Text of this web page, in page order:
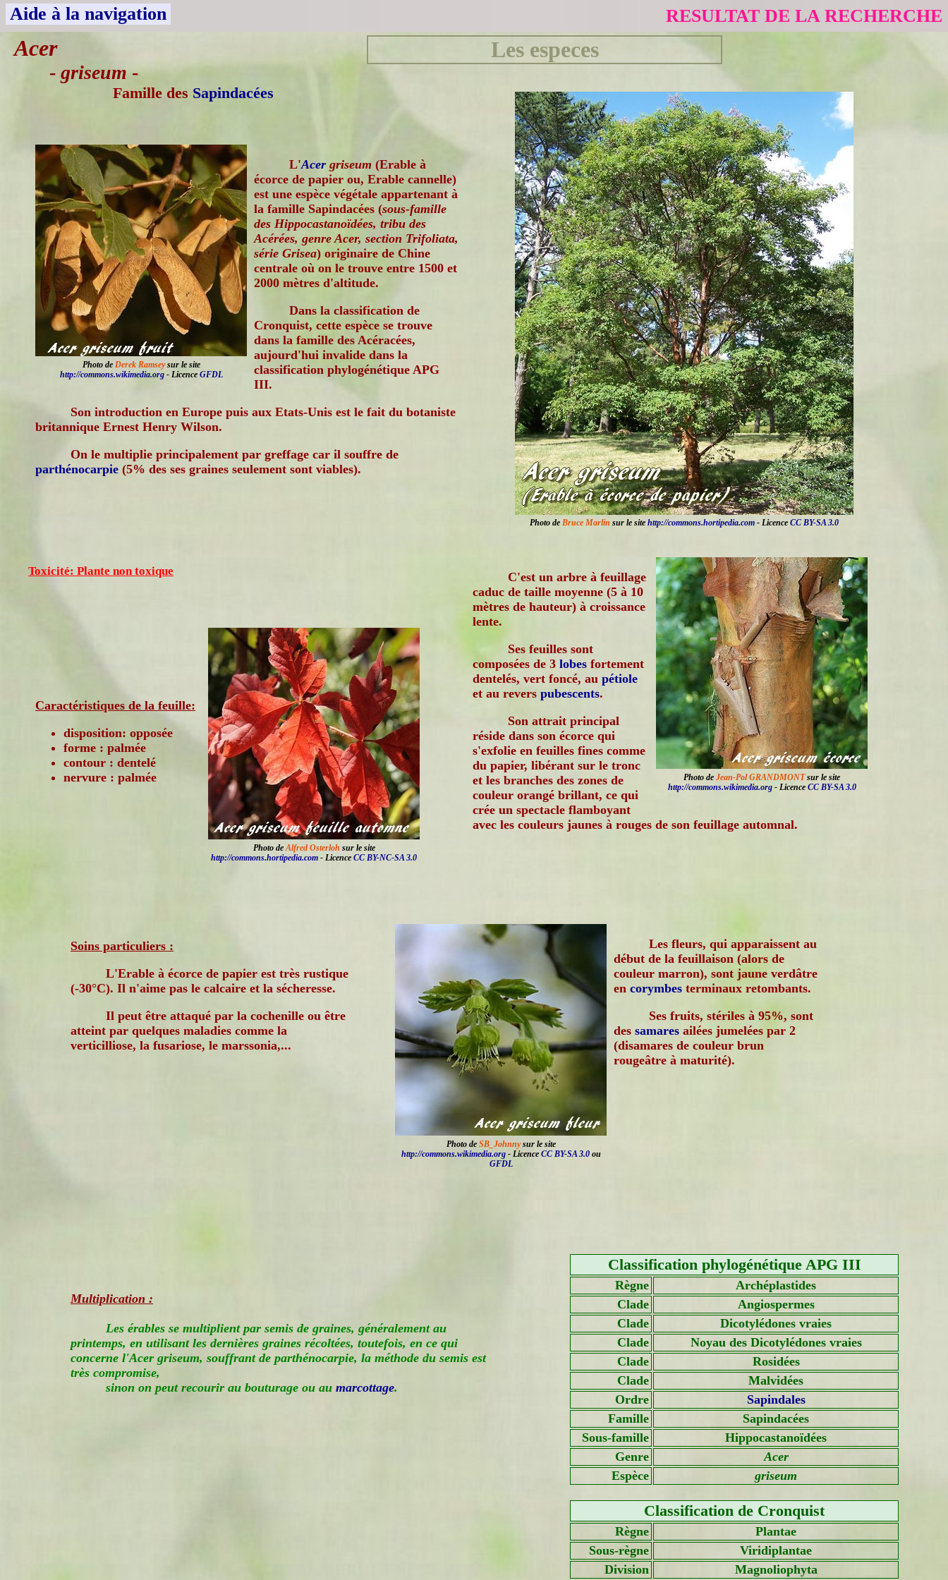
Aide à la navigation RESULTAT DE LA RECHERCHE
Acer
- griseum-
Famille des Sapindacées
Les especes
Photo de Bruce Marlin sur le site http://commons.hortipedia.com - Licence CC BY-SA 3.0
Photo de Derek Ramseysur le site
http://commons.wikimedia.org- Licence GFDL
L'Acer griseum (Erable à
écorce de papier ou, Erable cannelle)
est une espèce végétale appartenant à
la famille Sapindacées (sous-famille
des Hippocastanoïdées, tribu des
Acérées, genre Acer, section Trifoliata,
série Grisea) originaire de Chine
centrale où on le trouve entre 1500 et
2000 mètres d'altitude.
Dans la classification de
Cronquist, cette espèce se trouve
dans la famille des Acéracées,
aujourd'hui invalide dans la
classification phylogénétique APG
III.
Son introduction en Europe puis aux Etats-Unis est le fait du botaniste
britannique Ernest Henry Wilson.
On le multiplie principalement par greffage car il souffre de
parthénocarpie (5% des ses graines seulement sont viables).
Toxicité: Plante non toxique
Photo de Jean-Pol GRANDMONTsur le site
http://commons.wikimedia.org- Licence CC BY-SA 3.0
C'est un arbre à feuillage
caduc de taille moyenne (5 à 10
mètres de hauteur) à croissance
lente.
Ses feuilles sont
composées de 3 lobes fortement
dentelés, vert foncé, au pétiole
et au revers pubescents.
Son attrait principal
réside dans son écorce qui
s'exfolie en feuilles fines comme
du papier, libérant sur le tronc
et les branches des zones de
couleur orangé brillant, ce qui
crée un spectacle flamboyant
avec les couleurs jaunes à rouges de son feuillage automnal.
Photo deAlfred Osterloh sur le site
http://commons.hortipedia.com - Licence CC BY-NC-SA 3.0
Caractéristiques de la feuille:
disposition: opposée
forme : palmée
contour : dentelé
nervure : palmée
Soins particuliers :
L'Erable à écorce de papier est très rustique
(-30°C). Il n'aime pas le calcaire et la sécheresse.
Il peut être attaqué par la cochenille ou être
atteint par quelques maladies comme la
verticilliose, la fusariose, le marssonia,...
Photo de SB_Johnnysur le site
http://commons.wikimedia.org- Licence CC BY-SA 3.0ou
GFDL
Les fleurs, qui apparaissent au
début de la feuillaison (alors de
couleur marron), sont jaune verdâtre
en corymbes terminaux retombants.
Ses fruits, stériles à 95%, sont
des samares ailées jumelées par 2
(disamares de couleur brun
rougeâtre à maturité).
Multiplication :
Les érables se multiplient par semis de graines, généralement au
printemps, en utilisant les dernières graines récoltées, toutefois, en ce qui
concerne l'Acer griseum, souffrant de parthénocarpie, la méthode du semis est
très compromise,
sinon on peut recourir au bouturage ou au marcottage.
Classification phylogénétique APG III
Règne
Archéplastides
Clade
Angiospermes
Clade
Dicotylédones vraies
Clade
Noyau des Dicotylédones vraies
Clade
Rosidées
Clade
Malvidées
Ordre
Sapindales
Famille
Sapindacées
Sous-famille
Hippocastanoïdées
Genre
Acer
Espèce
griseum
Classification de Cronquist
Règne
Plantae
Sous-règne
Viridiplantae
Division
Magnoliophyta